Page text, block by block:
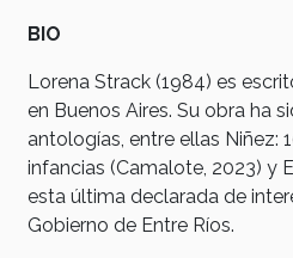
BIO
Lorena Strack (1984) es
en Buenos Aires. Su obra ha
antologías, entre ellas Niñez:
infancias (Camalote, 2023) y
esta última declarada de
Gobierno de Entre Ríos.